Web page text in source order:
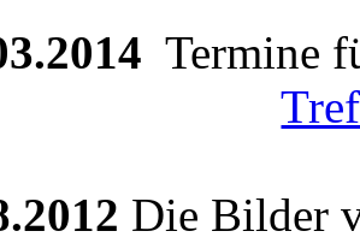
Termine
Die Bilder